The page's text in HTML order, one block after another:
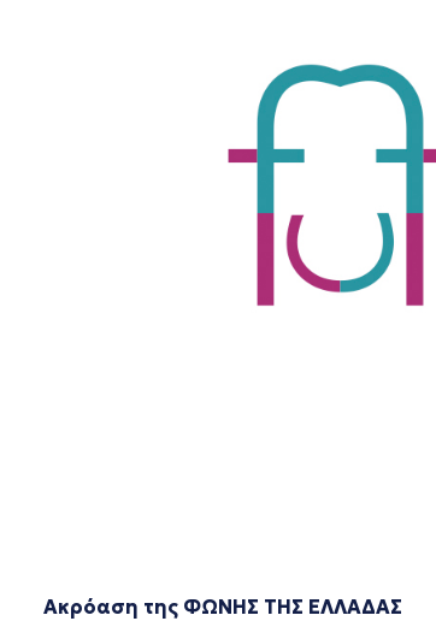
Ακρόαση της ΦΩΝΗΣ ΤΗΣ ΕΛΛΑΔΑΣ